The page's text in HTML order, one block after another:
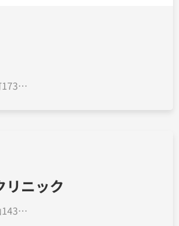
173…
リニック
143…